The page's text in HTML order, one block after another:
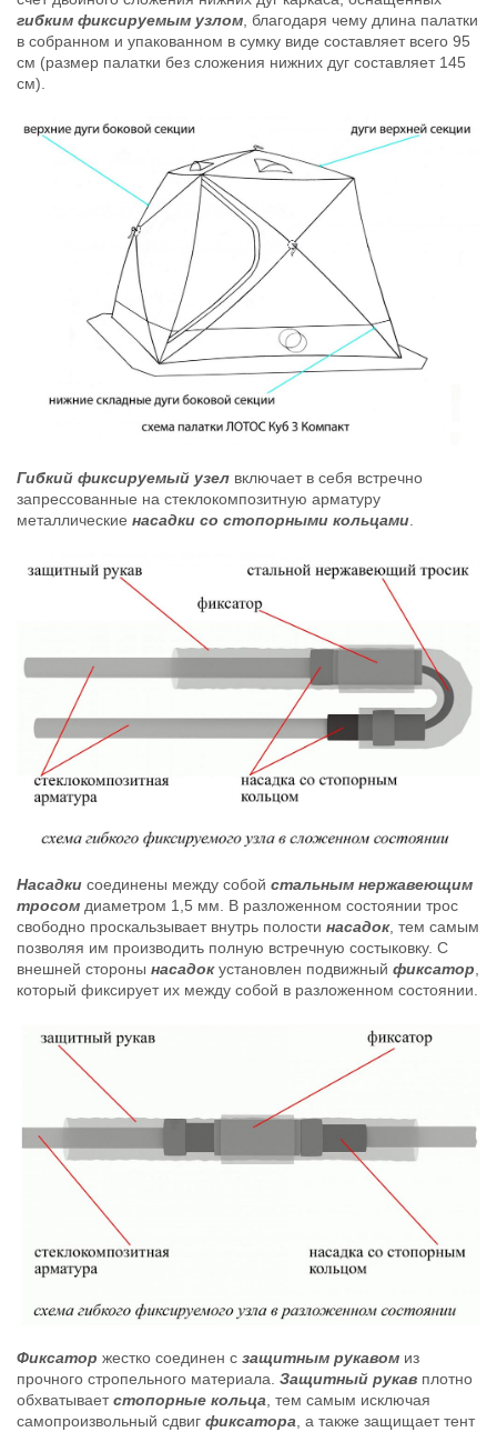
гибким фиксируемым узлом , благодаря чему длина палатки
в собранном и упакованном в сумку виде составляет всего 95
см (размер палатки без сложения нижних дуг составляет 145
см).
Гибкий фиксируемый узел включает в себя встречно
запрессованные на стеклокомпозитную арматуру
металлические насадки со стопорными кольцами
Насадки соединены между собой стальным нержавеющим
тросом диаметром 1,5 мм. В разложенном состоянии трос
свободно проскальзывает внутрь полости насадок, тем самым
позволяя им производить полную встречную состыковку. С
внешней стороны насадокустановлен подвижный фиксатор
который фиксирует их между собой в разложенном состоянии.
Фиксатор жестко соединен с защитным рукавом из
прочного стропельного материала. Защитный рукав плотно
обхватываетстопорные кольца, тем самым исключая
самопроизвольный сдвиг фиксатора, а также защищает тент